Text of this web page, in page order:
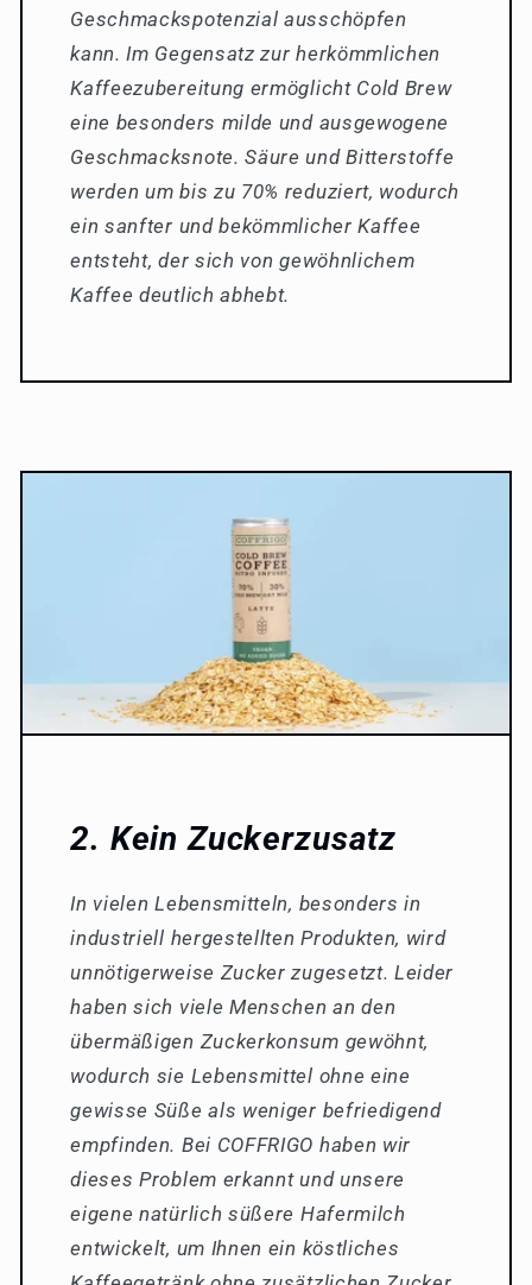
Geschmackspotenzial ausschöpfen
kann. Im Gegensatz zur herkömmlichen
Kaffeezubereitung ermöglicht Cold Brew
eine besonders milde und ausgewogene
Geschmacksnote. Säure und Bitterstoffe
werden um bis zu 70% reduziert, wodurch
ein sanfter und bekömmlicher Kaffee
entsteht, der sich von gewöhnlichem
Kaffee deutlich abhebt.
2. Kein Zuckerzusatz
In vielen Lebensmitteln, besonders in
industriell hergestellten Produkten, wird
unnötigerweise Zucker zugesetzt. Leider
haben sich viele Menschen an den
übermäßigen Zuckerkonsum gewöhnt,
wodurch sie Lebensmittel ohne eine
gewisse Süße als weniger befriedigend
empfinden. Bei COFFRIGO haben wir
dieses Problem erkannt und unsere
eigene natürlich süßere Hafermilch
entwickelt, um Ihnen ein köstliches